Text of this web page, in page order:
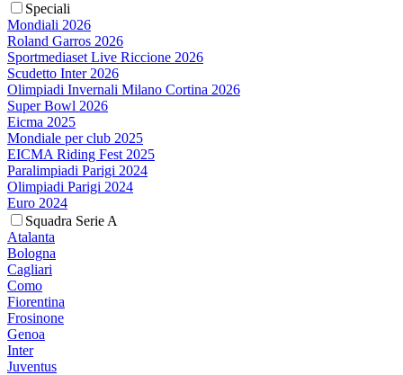
Speciali
Mondiali 2026
Roland Garros 2026
Sportmediaset Live Riccione 2026
Scudetto Inter 2026
Olimpiadi Invernali Milano Cortina 2026
Super Bowl 2026
Eicma 2025
Mondiale per club 2025
EICMA Riding Fest 2025
Paralimpiadi Parigi 2024
Olimpiadi Parigi 2024
Euro 2024
Squadra Serie A
Atalanta
Bologna
Cagliari
Como
Fiorentina
Frosinone
Genoa
Inter
Juventus